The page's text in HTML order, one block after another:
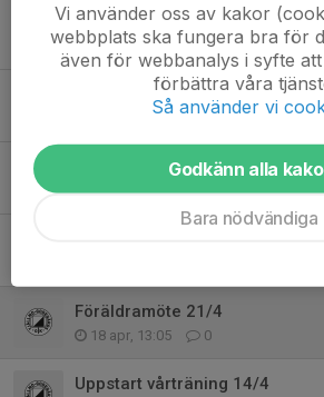
U-serien på tisdag 12/5
9 maj, 15:20 0
Träning 5/5 och U-serien 12/5
3 maj, 17:26 0
Träning 28/4 och
25 apr, 19:28 0
Föräldramöte 21/4
18 apr, 13:05 0
Uppstart vårträning 14/4
Vi använder oss av kakor
webbplats ska fungera bra för
även för webbanalys i syfte
förbättra våra
Så använder vi
Godkänn alla
Bara nödvändiga